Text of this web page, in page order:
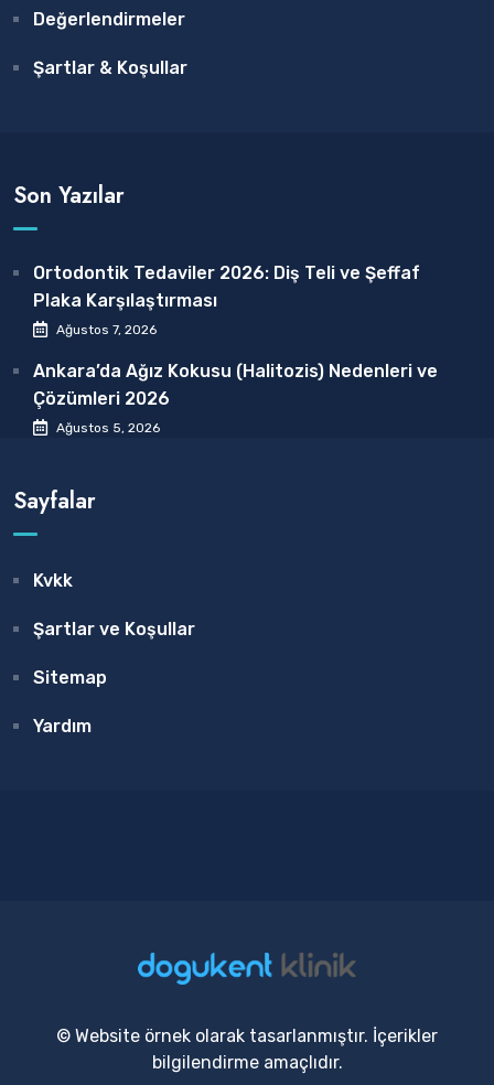
Değerlendirmeler
Şartlar & Koşullar
Son Yazılar
Ortodontik Tedaviler 2026: Diş Teli ve Şeffaf
Plaka Karşılaştırması
Ağustos 7, 2026
Ankara’da Ağız Kokusu (Halitozis) Nedenleri ve
Çözümleri 2026
Ağustos 5, 2026
Sayfalar
Kvkk
Şartlar ve Koşullar
Sitemap
Yardım
© Website örnek olarak tasarlanmıştır. İçerikler
bilgilendirme amaçlıdır.